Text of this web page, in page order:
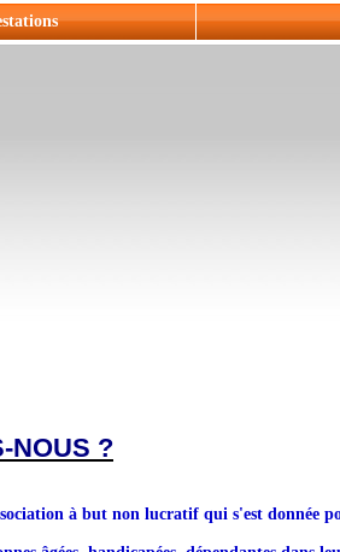
NOUS ?
à but non lucratif qui s'est donnée